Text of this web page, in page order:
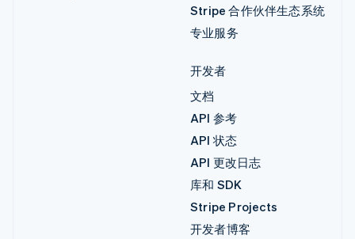
Stripe 合作伙伴生态系统
专业服务
开发者
文档
API 参考
API 状态
API 更改日志
库和 SDK
Stripe Projects
开发者博客